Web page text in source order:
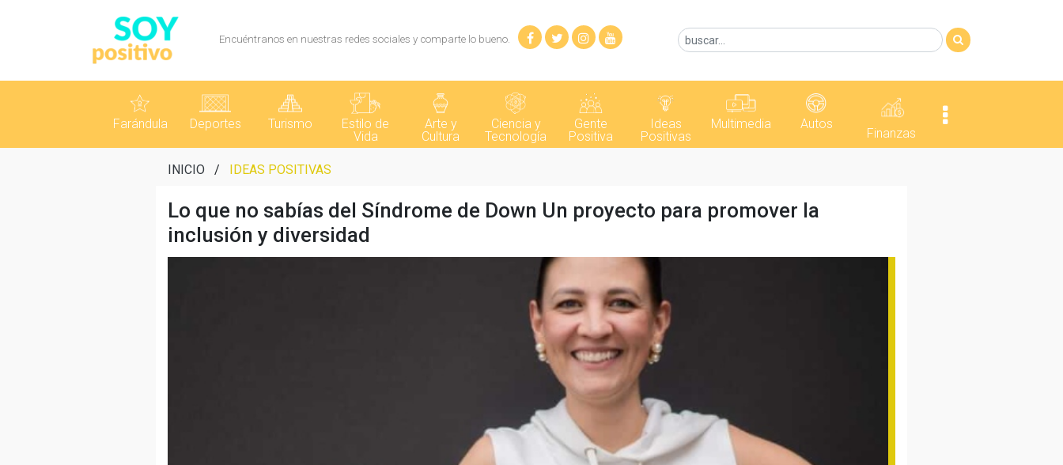
Encuéntranos en nuestras redes sociales y comparte lo bueno.
Farándula Deportes Turismo
Estilo de
Vida
Arte y
Cultura
Ciencia y
Tecnología
Gente
Positiva
Ideas
Positivas
Multimedia Autos
Finanzas
INICIO / IDEAS POSITIVAS
Lo que no sabías del Síndrome de Down Un proyecto para promover la
inclusión y diversidad